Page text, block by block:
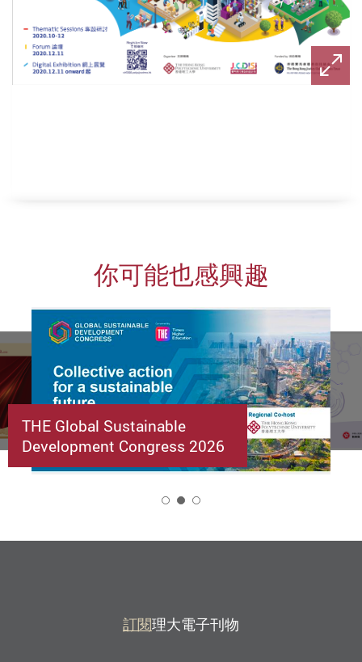
你可能也感興趣
THE Global Sustainable
Development Congress 2026
訂閱理大電子刊物